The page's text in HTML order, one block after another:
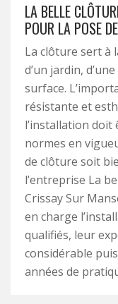
LA BELLE
POUR LA POSE
La clôture sert à
d’un jardin,
surface.
résistante et
l’installation doit
normes en
de clôture soit
l’entreprise La
Crissay Sur
en charge
qualifiés, leur
considérable
années de